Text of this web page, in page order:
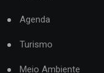
Agenda
Turismo
Meio Ambiente